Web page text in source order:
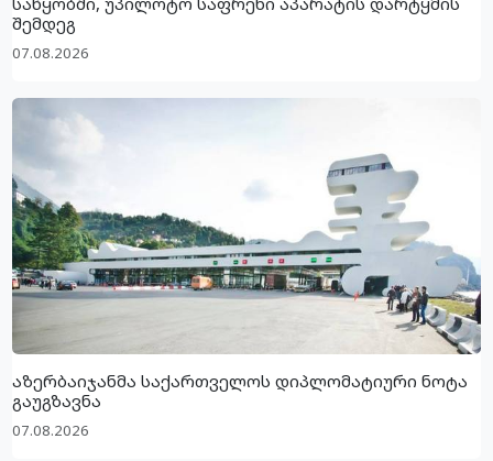
შემდეგ
07.08.2026
აზერბაიჯანმა საქართველოს დიპლომატიური ნოტა
გაუგზავნა
07.08.2026